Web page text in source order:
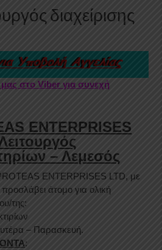
διαχείρισης
στο Viber για συνεχή
ENTERPRISES
– Λεμεσός
ENTERPRISES LTD, με
άτομο για ολική
της:
– Παρασκευή.
: